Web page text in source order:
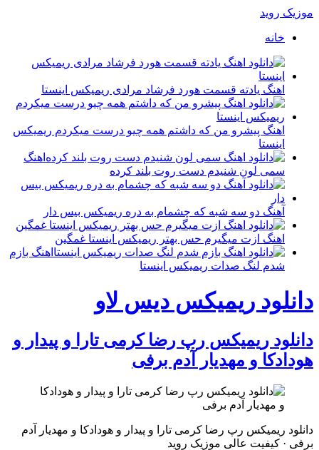
موزیک روید
خانه
اهنگ یادته قسمت هورد فرشاد مرادی ریمیکس اینستا
اهنگ پیشرو من که داشتم همه چیو درست میکردم ریمیکس
اینستا
اهنگ
سمی لون شنیدم دست روت بلند کرده
آهنگ دو سه شبه که چشمام به دره ریمیکس بیس دار
اهنگ ازت میگیرم حس بهتر ریمیکس اینستا غمگین
اهنگ بازم
شدم لنگ صدات ریمیکس اینستا
دانلود ریمیکس دیس لاو
دانلود ریمیکس رپ رضا کرمی تارا و پیدار و
هودادکا و مهدیار آدم برفی
دانلود ریمیکس رپ رضا کرمی تارا و پیدار و هودادکا و مهدیار آدم
برفی · کیفیت عالی موزیک روید